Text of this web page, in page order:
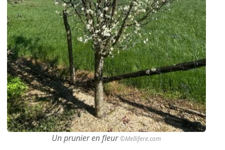
Un prunier en fleur©Mellifere.com